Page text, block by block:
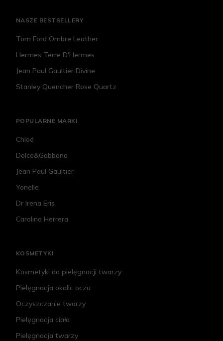
NASZE BESTSELLERY
Tom Ford Ombre Leather
Hermes Terre D'Hermes
Jean Paul Gaultier Divine
Stanley Quencher Rose Quartz
POPULARNE MARKI
Chloé
Dolce&Gabbana
Jean Paul Gaultier
Yonelle
Dr Irena Eris
Carolina Herrera
KOSMETYKI
Kosmetyki do pielęgnacji twarzy
Pielęgnacja okolic oczu
Oczyszczanie twarzy
Pielęgnacja ciała
Pielęgnacja twarzy